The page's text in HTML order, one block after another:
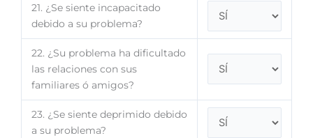
21. ¿Se siente incapacitado
debido a su problema?
22. ¿Su problema ha dificultado
las relaciones con sus
familiares ó amigos?
23. ¿Se siente deprimido debido
a su problema?